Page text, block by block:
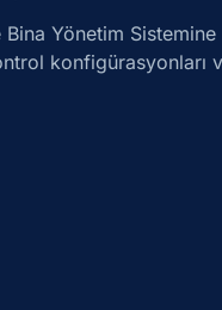
Yönetim
konfigürasyonları